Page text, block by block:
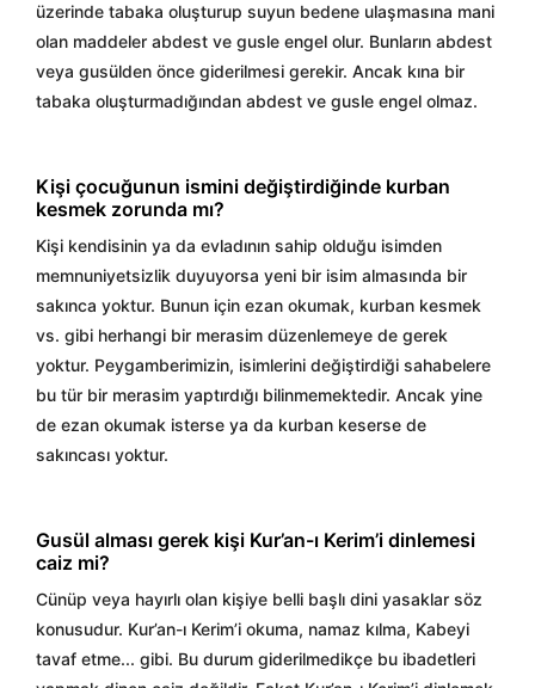
üzerinde tabaka oluşturup suyun bedene ulaşmasına mani
olan maddeler abdest ve gusle engel olur. Bunların abdest
veya gusülden önce giderilmesi gerekir. Ancak kına bir
tabaka oluşturmadığından abdest ve gusle engel olmaz.
Kişi çocuğunun ismini değiştirdiğinde kurban
kesmek zorunda mı?
Kişi kendisinin ya da evladının sahip olduğu isimden
memnuniyetsizlik duyuyorsa yeni bir isim almasında bir
sakınca yoktur. Bunun için ezan okumak, kurban kesmek
vs. gibi herhangi bir merasim düzenlemeye de gerek
yoktur. Peygamberimizin, isimlerini değiştirdiği sahabelere
bu tür bir merasim yaptırdığı bilinmemektedir. Ancak yine
de ezan okumak isterse ya da kurban keserse de
sakıncası yoktur.
Gusül alması gerek kişi Kur’an-ı Kerim’i dinlemesi
caiz mi?
Cünüp veya hayırlı olan kişiye belli başlı dini yasaklar söz
konusudur. Kur’an-ı Kerim’i okuma, namaz kılma, Kabeyi
tavaf etme... gibi. Bu durum giderilmedikçe bu ibadetleri